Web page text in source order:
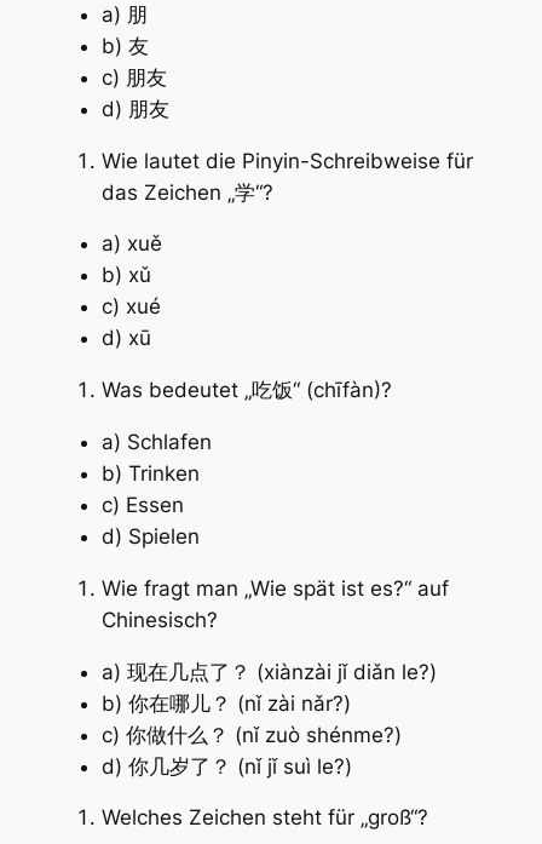
a) 朋
b) 友
c) 朋友
d) 朋友
Wie lautet die Pinyin-Schreibweise für
das Zeichen „学“?
a) xuě
b) xǔ
c) xué
d) xū
Was bedeutet „吃饭“ (chīfàn)?
a) Schlafen
b) Trinken
c) Essen
d) Spielen
Wie fragt man „Wie spät ist es?“ auf
Chinesisch?
a) 现在几点了？ (xiànzài jǐ diǎn le?)
b) 你在哪儿？ (nǐ zài nǎr?)
c) 你做什么？ (nǐ zuò shénme?)
d) 你几岁了？ (nǐ jǐ suì le?)
Welches Zeichen steht für „groß“?